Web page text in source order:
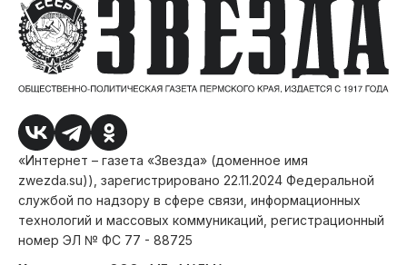
«Интернет – газета «Звезда» (доменное имя
zwezda.su)), зарегистрировано 22.11.2024 Федеральной
службой по надзору в сфере связи, информационных
технологий и массовых коммуникаций, регистрационный
номер ЭЛ № ФС 77 - 88725